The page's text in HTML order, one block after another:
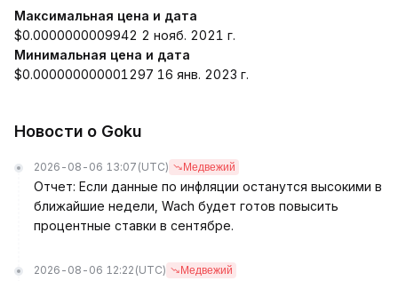
Максимальная цена и дата
$0.0000000009942 2 нояб. 2021 г.
Минимальная цена и дата
$0.000000000001297 16 янв. 2023 г.
Новости о Goku
2026-08-06 13:07 (UTC) Медвежий
Отчет: Если данные по инфляции останутся высокими в
ближайшие недели, Wach будет готов повысить
процентные ставки в сентябре.
2026-08-06 12:22 (UTC) Медвежий